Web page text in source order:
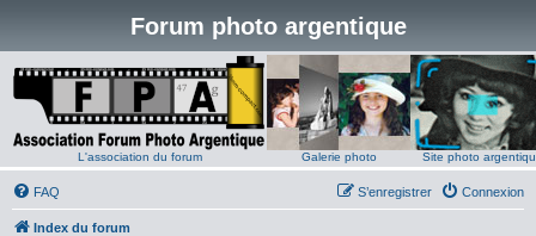
Forum photo argentique
L'association du forum Galerie photo Site photo
FAQ Connexion
S’enregistrer
Index du forum